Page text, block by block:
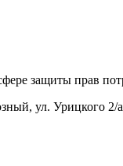
защиты прав
ул. Урицкого 2/а